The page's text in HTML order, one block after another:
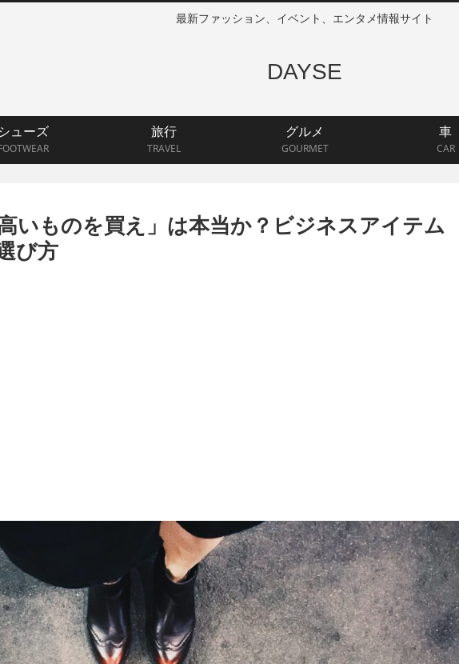
最新ファッション、イベント、エンタメ情報サイト
DAYSE
シューズ
旅行
TRAVEL
グルメ
GOURMET
車
CAR
いものを買え」は本当か？ビジネスアイテム
び方